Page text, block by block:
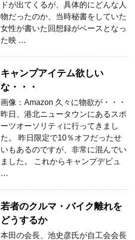
ドが出てくるが、具体的にどんな人
物だったのか、当時秘書をしていた
女性が書いた回想録がベースとなっ
た映 …
キャンプアイテム欲しい
な・・・
画像：Amazon 久々に物欲が・・・
昨日、港北ニュータウンにあるスポ
ーツオーソリティに行ってきまし
た。 昨日限定で10％オフだったせ
いもあるのですが、非常に混んでい
ました。 これからキャンプデビュ
…
若者のクルマ・バイク離れを
どうするか
本田の会長、池史彦氏が自工会会長